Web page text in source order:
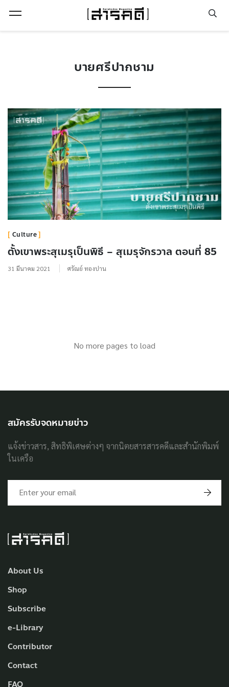
บายศรีปากชาม
Culture
ตั้งเขาพระสุเมรุเป็นพิธี – สุเมรุจักรวาล ตอนที่ 85
31 มีนาคม 2021 ศรัณย์ ทองปาน
No more pages to load
About Us
Shop
Subscribe
e-Library
Contributor
Contact
FAQ
สมัครรับจดหมายข่าว
แจ้งข่าวสาร, สิทธิพิเศษต่างๆ จากนิตยสารสารคดีและสำนักพิมพ์
ในเครือ